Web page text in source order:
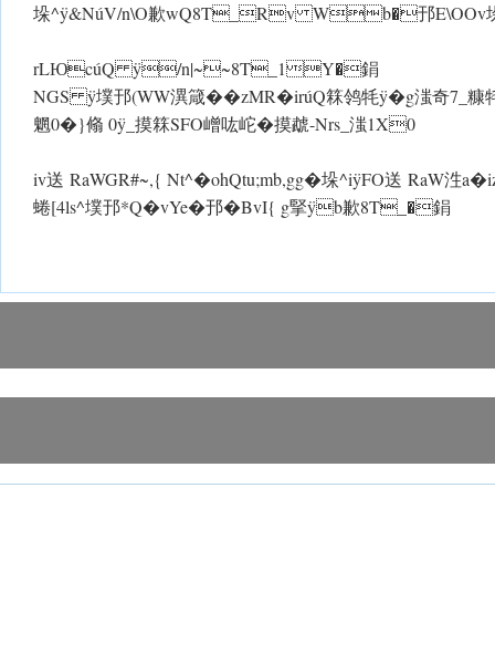
垛^ ÿ&NúV/n\O歉wQ8T_Rv Wb�邘E\OOv垛
rLЮcúQ ÿ/n|~~8T_1Y�鋗
NGS ÿ墣邘(W W潩箴��zMR�irúQ箖鸰牦 ÿ�g滍奇7_糠
魍 0�}翛 0 ÿ_摸箖SFO嶒吰岮�摸虣-Nrs_滍1X0
iv送 RaWGR#~,{ Nt^�ohQtu;mb,gg�垛^i ÿFO送 RaW
蜷[4ls^墣邘*Q�vYe�邘�BvI{ g掔 ÿb歉8T_�鋗